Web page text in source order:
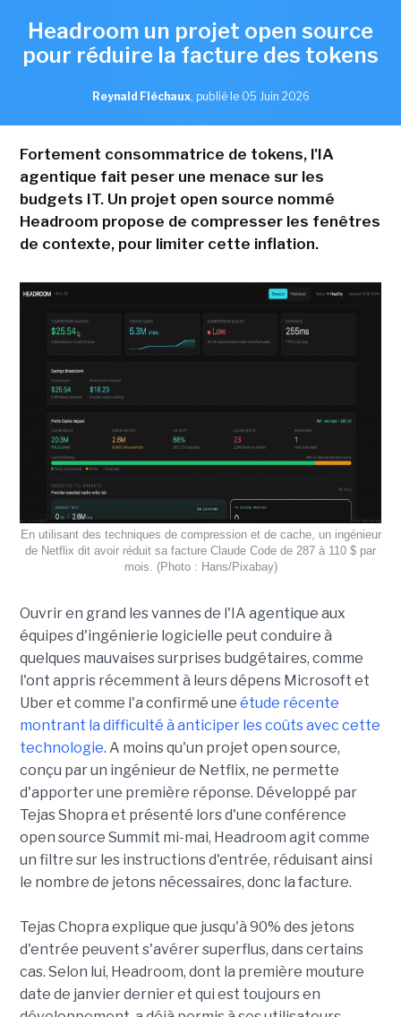
Headroom un projet open source
pour réduire la facture des tokens
Reynald Fléchaux, publié le 05 Juin 2026
Fortement consommatrice de tokens, l'IA
agentique fait peser une menace sur les
budgets IT. Un projet open source nommé
Headroom propose de compresser les fenêtres
de contexte, pour limiter cette inflation.
En utilisant des techniques de compression et de cache, un ingénieur
de Netflix dit avoir réduit sa facture Claude Code de 287 à 110 $ par
mois. (Photo : Hans/Pixabay)
Ouvrir en grand les vannes de l'IA agentique aux
équipes d'ingénierie logicielle peut conduire à
quelques mauvaises surprises budgétaires, comme
l'ont appris récemment à leurs dépens Microsoft et
Uber et comme l'a confirmé une étude récente
montrant la difficulté à anticiper les coûts avec cette
technologie. A moins qu'un projet open source,
conçu par un ingénieur de Netflix, ne permette
d'apporter une première réponse. Développé par
Tejas Shopra et présenté lors d'une conférence
open source Summit mi-mai, Headroom agit comme
un filtre sur les instructions d'entrée, réduisant ainsi
le nombre de jetons nécessaires, donc la facture.
Tejas Chopra explique que jusqu'à 90% des jetons
d'entrée peuvent s'avérer superflus, dans certains
cas. Selon lui, Headroom, dont la première mouture
date de janvier dernier et qui est toujours en